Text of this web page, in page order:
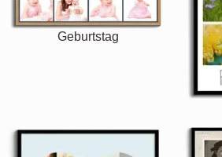
Geburtstag